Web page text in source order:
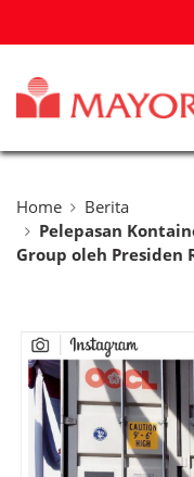
Home
Berita
Pelepasan
Group oleh Presiden